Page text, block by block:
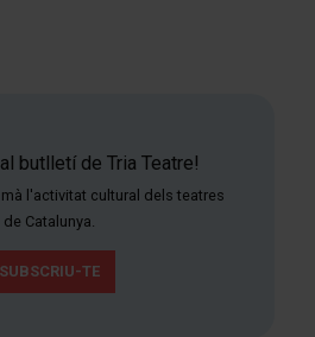
butlletí de Tria Teatre!
l'activitat cultural dels teatres
de Catalunya.
SUBSCRIU-TE